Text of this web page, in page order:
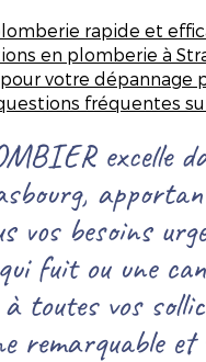
rapide et
en plomberie à
votre dépannage
fréquentes
excelle
vos besoins
fuit ou une
toutes vos
remarquable